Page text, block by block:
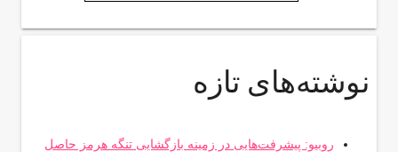
نوشته‌های تازه
روبیو: پیشرفت‌هایی در زمینه بازگشایی تنگه هرمز حاصل